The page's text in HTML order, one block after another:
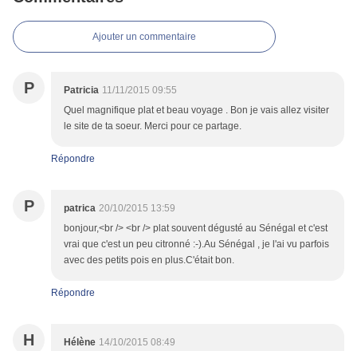
Ajouter un commentaire
P Patricia 11/11/2015 09:55
Quel magnifique plat et beau voyage . Bon je vais allez visiter
le site de ta soeur. Merci pour ce partage.
Répondre
P patrica 20/10/2015 13:59
bonjour,<br /> <br /> plat souvent dégusté au Sénégal et c'est
vrai que c'est un peu citronné :-).Au Sénégal , je l'ai vu parfois
avec des petits pois en plus.C'était bon.
Répondre
H Hélène 14/10/2015 08:49